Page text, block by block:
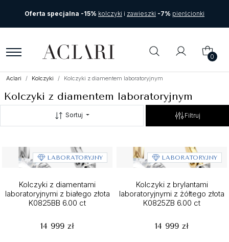
Oferta specjalna -15% kolczyki i zawieszki -7% pierścionki
0
Aclari Kolczyki Kolczyki z diamentem laboratoryjnym
Kolczyki z diamentem laboratoryjnym
Sortuj Filtruj
LABORATORYJNY
Kolczyki z diamentami
laboratoryjnymi z białego złota
K0825BB 6.00 ct
14 999 zł
LABORATORYJNY
Kolczyki z brylantami
laboratoryjnymi z żółtego złota
K0825ZB 6.00 ct
14 999 zł